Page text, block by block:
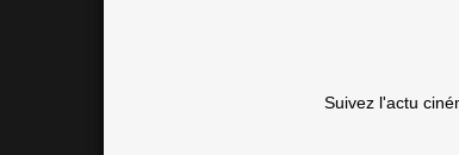
Suivez l'actu